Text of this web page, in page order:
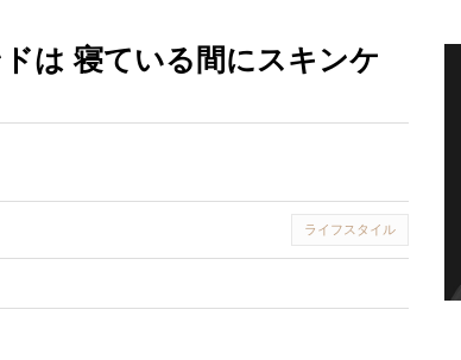
は 寝ている間にスキンケ
ライフスタイル